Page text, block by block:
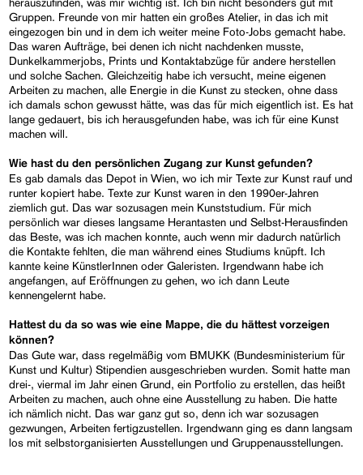
herauszufinden, was mir wichtig ist. Ich bin nicht besonders gut mit
Gruppen. Freunde von mir hatten ein großes Atelier, in das ich mit
eingezogen bin und in dem ich weiter meine Foto-Jobs gemacht habe.
Das waren Aufträge, bei denen ich nicht nachdenken musste,
Dunkelkammerjobs, Prints und Kontaktabzüge für andere herstellen
und solche Sachen. Gleichzeitig habe ich versucht, meine eigenen
Arbeiten zu machen, alle Energie in die Kunst zu stecken, ohne dass
ich damals schon gewusst hätte, was das für mich eigentlich ist. Es hat
lange gedauert, bis ich herausgefunden habe, was ich für eine Kunst
machen will.
Wie hast du den persönlichen Zugang zur Kunst gefunden?
Es gab damals das Depot in Wien, wo ich mir Texte zur Kunst rauf und
runter kopiert habe. Texte zur Kunst waren in den 1990er-Jahren
ziemlich gut. Das war sozusagen mein Kunststudium. Für mich
persönlich war dieses langsame Herantasten und Selbst-Herausfinden
das Beste, was ich machen konnte, auch wenn mir dadurch natürlich
die Kontakte fehlten, die man während eines Studiums knüpft. Ich
kannte keine KünstlerInnen oder Galeristen. Irgendwann habe ich
angefangen, auf Eröffnungen zu gehen, wo ich dann Leute
kennengelernt habe.
Hattest du da so was wie eine Mappe, die du hättest vorzeigen
können?
Das Gute war, dass regelmäßig vom BMUKK (Bundesministerium für
Kunst und Kultur) Stipendien ausgeschrieben wurden. Somit hatte man
drei-, viermal im Jahr einen Grund, ein Portfolio zu erstellen, das heißt
Arbeiten zu machen, auch ohne eine Ausstellung zu haben. Die hatte
ich nämlich nicht. Das war ganz gut so, denn ich war sozusagen
gezwungen, Arbeiten fertigzustellen. Irgendwann ging es dann langsam
los mit selbstorganisierten Ausstellungen und Gruppenausstellungen.